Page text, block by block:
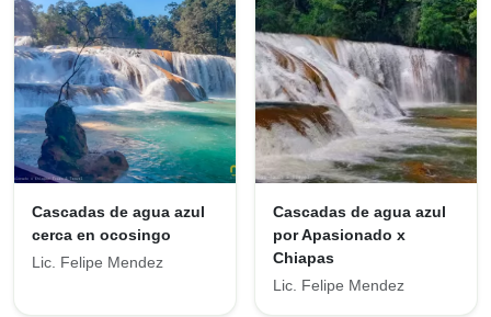
Cascadas de agua azul
cerca en ocosingo
Lic. Felipe Mendez
Cascadas de agua azul
por Apasionado x
Chiapas
Lic. Felipe Mendez